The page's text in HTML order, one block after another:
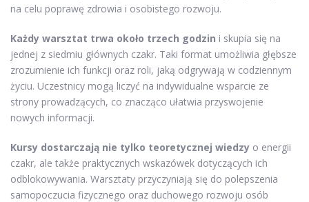
na celu poprawę zdrowia i osobistego rozwoju.
Każdy warsztat trwa około trzech godzin i skupia się na
jednej z siedmiu głównych czakr. Taki format umożliwia głębsze
zrozumienie ich funkcji oraz roli, jaką odgrywają w codziennym
życiu. Uczestnicy mogą liczyć na indywidualne wsparcie ze
strony prowadzących, co znacząco ułatwia przyswojenie
nowych informacji.
Kursy dostarczają nie tylko teoretycznej wiedzy o energii
czakr, ale także praktycznych wskazówek dotyczących ich
odblokowywania. Warsztaty przyczyniają się do polepszenia
samopoczucia fizycznego oraz duchowego rozwoju osób